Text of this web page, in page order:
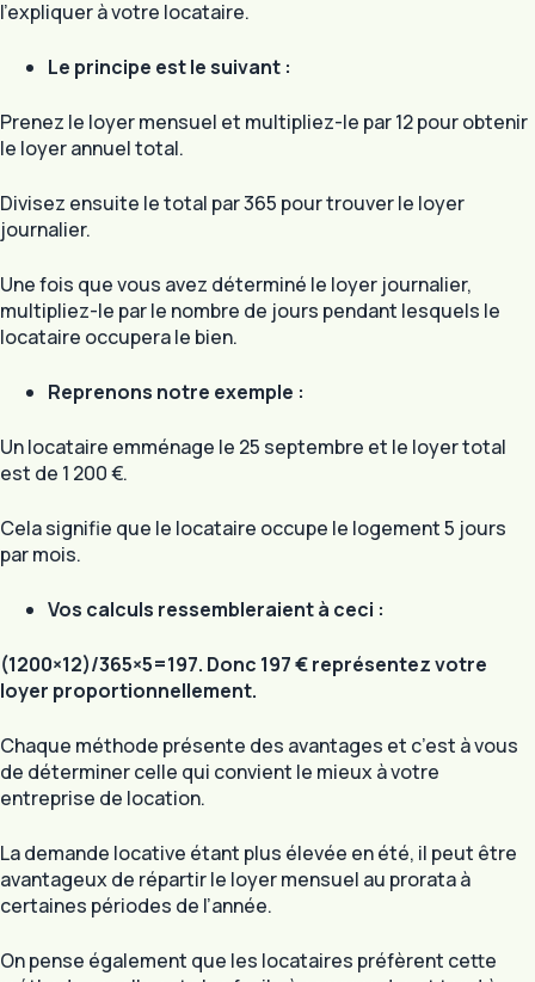
l’expliquer à votre locataire.
Le principe est le suivant :
Prenez le loyer mensuel et multipliez-le par 12 pour obtenir
le loyer annuel total.
Divisez ensuite le total par 365 pour trouver le loyer
journalier.
Une fois que vous avez déterminé le loyer journalier,
multipliez-le par le nombre de jours pendant lesquels le
locataire occupera le bien.
Reprenons notre exemple :
Un locataire emménage le 25 septembre et le loyer total
est de 1 200 €.
Cela signifie que le locataire occupe le logement 5 jours
par mois.
Vos calculs ressembleraient à ceci :
(1200×12)/365×5=197. Donc 197 €représentez votre
loyer proportionnellement.
Chaque méthode présente des avantages et c’est à vous
de déterminer celle qui convient le mieux à votre
entreprise de location.
La demande locative étant plus élevée en été, il peut être
avantageux de répartir le loyer mensuel au prorata à
certaines périodes de l’année.
On pense également que les locataires préfèrent cette